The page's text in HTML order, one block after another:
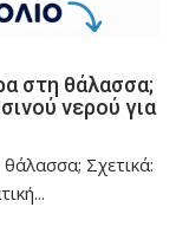
στη θάλασσα;
νερού για
Σχετικά: